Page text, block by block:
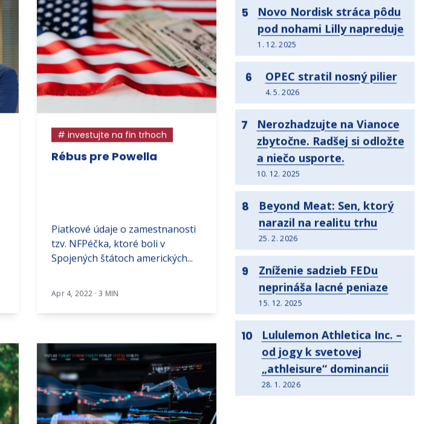
# investujte na fin trhoch
Rébus pre Powella
Piatkové údaje o zamestnanosti
tzv. NFPéčka, ktoré boli v
Spojených štátoch amerických...
Apr 4, 2022 · 3 MIN
5
Novo Nordisk stráca pôdu
pod nohami Lilly napreduje
1. 12. 2025
6 OPEC stratil nosný pilier
4. 5. 2026
7
Nerozhadzujte na Vianoce
zbytočne. Radšej si odložte
a niečo usporte.
10. 12. 2025
8
Beyond Meat: Sen, ktorý
narazil na realitu trhu
25. 2. 2026
9 Zníženie sadzieb FEDu
neprináša lacné peniaze
15. 12. 2025
10
Lululemon Athletica Inc. –
od jogy k svetovej
„athleisure“ dominancii
28. 1. 2026